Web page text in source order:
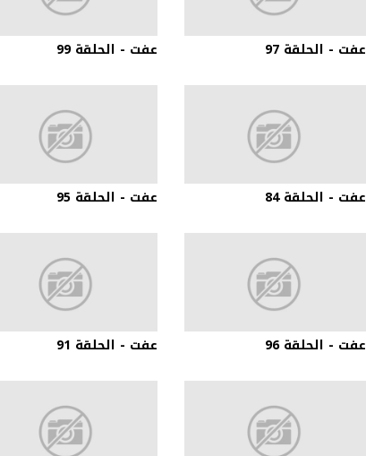
عفت - الحلقة 97 عفت - الحلقة 99
عفت - الحلقة 84 عفت - الحلقة 95
عفت - الحلقة 96 عفت - الحلقة 91